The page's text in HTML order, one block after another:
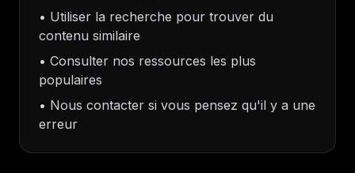
• Utiliser la recherche pour trouver du
contenu similaire
• Consulter nos ressources les plus
populaires
• Nous contacter si vous pensez qu'il y a une
erreur